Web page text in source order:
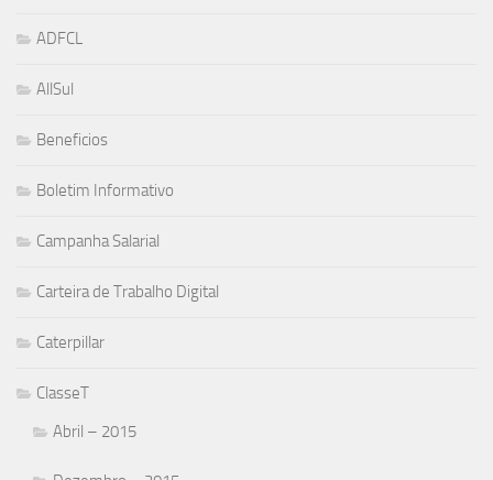
ADFCL
AllSul
Beneficios
Boletim Informativo
Campanha Salarial
Carteira de Trabalho Digital
Caterpillar
ClasseT
Abril – 2015